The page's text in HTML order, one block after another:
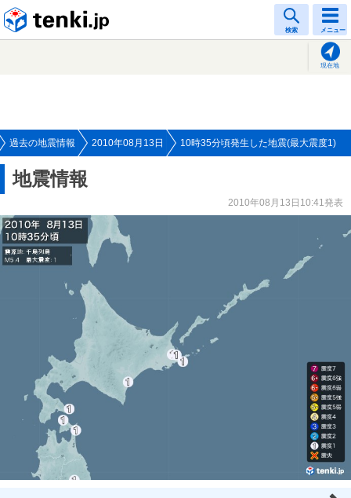
検索 メニュー
現在地
過去の地震情報 2010年08月13日 10時35分頃発生した地震(最大震度1)
地震情報
2010年08月13日10:41発表